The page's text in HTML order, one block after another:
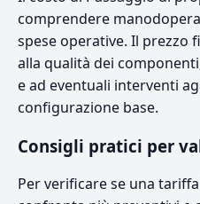
comprendere
spese operative. Il prezzo
alla qualità dei
e ad eventuali interventi
configurazione base.
Consigli pratici per
Per verificare se una